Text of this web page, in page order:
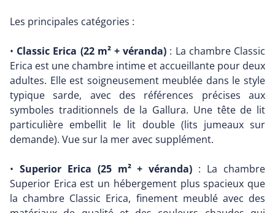
Les principales catégories :
• Classic Erica (22 m² + véranda) : La chambre Classic
Erica est une chambre intime et accueillante pour deux
adultes. Elle est soigneusement meublée dans le style
typique sarde, avec des références précises aux
symboles traditionnels de la Gallura. Une tête de lit
particulière embellit le lit double (lits jumeaux sur
demande). Vue sur la mer avec supplément.
• Superior Erica (25 m² + véranda) : La chambre
Superior Erica est un hébergement plus spacieux que
la chambre Classic Erica, finement meublé avec des